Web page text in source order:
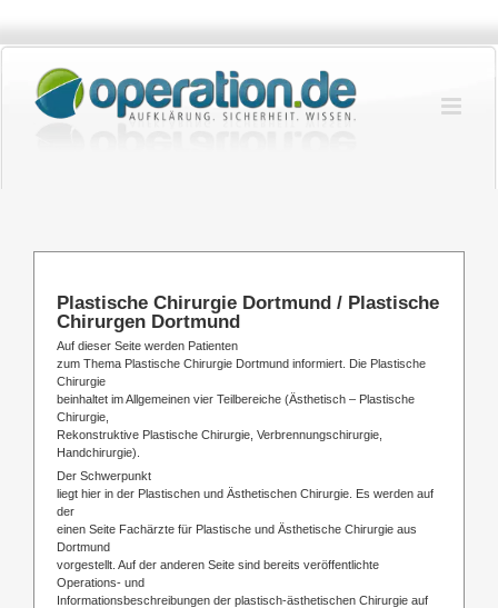
springen
Plastische Chirurgie Dortmund / Plastische
Chirurgen Dortmund
Auf dieser Seite werden Patienten
zum Thema Plastische Chirurgie Dortmund informiert. Die Plastische
Chirurgie
beinhaltet im Allgemeinen vier Teilbereiche (Ästhetisch – Plastische
Chirurgie,
Rekonstruktive Plastische Chirurgie, Verbrennungschirurgie,
Handchirurgie).
Der Schwerpunkt
liegt hier in der Plastischen und Ästhetischen Chirurgie. Es werden auf
der
einen Seite Fachärzte für Plastische und Ästhetische Chirurgie aus
Dortmund
vorgestellt. Auf der anderen Seite sind bereits veröffentlichte
Operations- und
Informationsbeschreibungen der plastisch-ästhetischen Chirurgie auf